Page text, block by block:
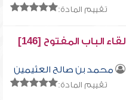
تقييم المادة:
لقاء الباب المفتوح [146]
محمد بن صالح العثيمين
تقييم المادة: